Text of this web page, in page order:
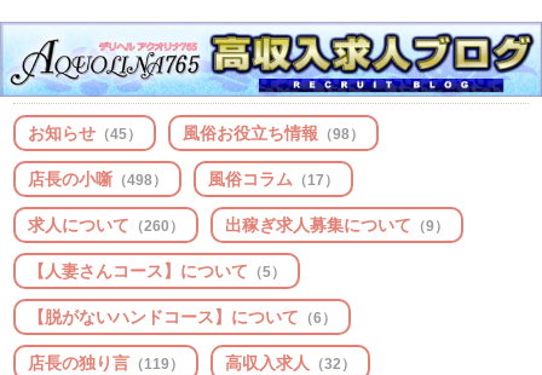
お知らせ （45） 風俗お役立ち情報 （98）
店長の小噺 （498） 風俗コラム （17）
求人について （260） 出稼ぎ求人募集について （9）
【人妻さんコース】について （5）
【脱がないハンドコース】について （6）
店長の独り言 （119） 高収入求人 （32）